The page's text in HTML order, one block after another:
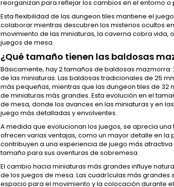
reorganizan para reflejar los cambios en el entorno
Esta flexibilidad de las dungeon tiles mantiene el
colaborar mientras descubren los misterios ocultos
movimiento de las miniaturas, la caverna cobra
juegos de mesa.
¿Qué tamaño tienen las baldosas
Básicamente, hay 2 tamaños de baldosas
de las miniaturas. Las baldosas tradicionales de 25
más pequeñas, mientras que las dungeon tiles de
de miniaturas más grandes. Esta evolución en el
de mesa, donde los avances en las miniaturas y en
juego más detalladas y envolventes.
A medida que evolucionan los juegos, se aprecia
ofrecen varias ventajas, como un mayor detalle en la
contribuyen a una experiencia de juego más
tamaño para sus aventuras de sobremesa.
El cambio hacia miniaturas más grandes influye
de los juegos de mesa. Las cuadrículas más
espacio para el movimiento y la colocación durante